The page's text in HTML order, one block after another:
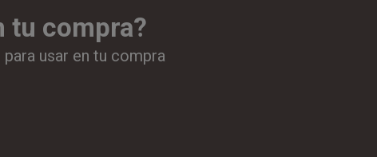
tu compra?
usar en tu compra